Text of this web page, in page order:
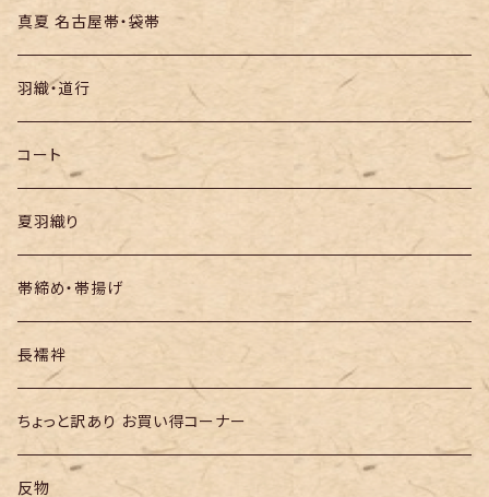
絞りの浴衣
名古屋帯
袋帯
半幅帯
真夏 名古屋帯・袋帯
羽織・道行
コート
夏羽織り
帯締め・帯揚げ
長襦袢
ちょっと訳あり お買い得コーナー
反物